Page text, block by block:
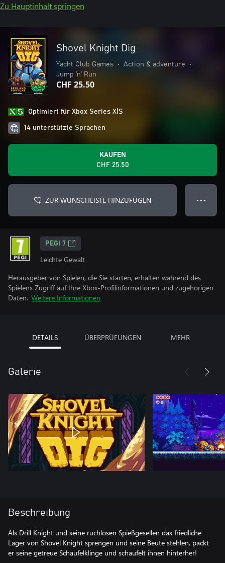
Zu Hauptinhalt springen
Shovel Knight Dig
Yacht Club Games • Action & adventure
•
Jump ’n’ Run
CHF 25.50
Optimiert für Xbox Series X|S
14 unterstützte Sprachen
KAUFEN
CHF 25.50
ZUR WUNSCHLISTE HINZUFÜGEN ● ● ●
PEGI 7
Leichte Gewalt
Herausgeber von Spielen, die Sie starten, erhalten während des
Spielens Zugriff auf Ihre Xbox-Profilinformationen und zugehörigen
Daten. Weitere Informationen
DETAILS ÜBERPRÜFUNGEN MEHR
Galerie
Beschreibung
Als Drill Knight und seine ruchlosen Spießgesellen das friedliche
Lager von Shovel Knight sprengen und seine Beute stehlen, packt
er seine getreue Schaufelklinge und schaufelt ihnen hinterher!